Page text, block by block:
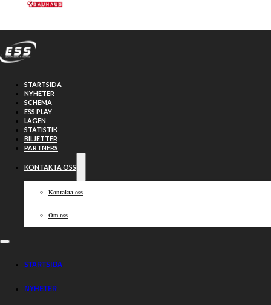
Hoppa till huvudinnehåll
STARTSIDA
NYHETER
SCHEMA
ESS PLAY
LAGEN
STATISTIK
BILJETTER
PARTNERS
KONTAKTA OSS
Kontakta oss
Om oss
STARTSIDA
NYHETER
Västervik
Piraterna